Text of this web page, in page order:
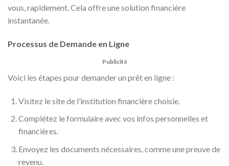
vous, rapidement. Cela offre une solution financière
instantanée.
Processus de Demande en Ligne
Publicité
Voici les étapes pour demander un prêt en ligne :
Visitez le site de l’institution financière choisie.
Complétez le formulaire avec vos infos personnelles et
financières.
Envoyez les documents nécessaires, comme une preuve de
revenu.